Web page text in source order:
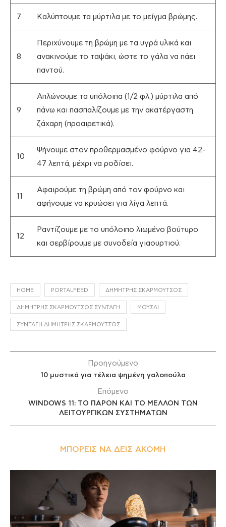
7 Καλύπτουμε τα μύρτιλα με το μείγμα βρώμης.
8
Περιχύνουμε τη βρώμη με τα υγρά υλικά και
ανακινούμε το ταψάκι, ώστε το γάλα να πάει
παντού.
9
Απλώνουμε τα υπόλοιπα (1/2 φλ.) μύρτιλα από
πάνω και πασπαλίζουμε με την ακατέργαστη
ζάχαρη (προαιρετικά).
10
Ψήνουμε στον προθερμασμένο φούρνο για 42-
47 λεπτά, μέχρι να ροδίσει.
11
Αφαιρούμε τη βρώμη από τον φούρνο και
αφήνουμε να κρυώσει για λίγα λεπτά.
12
Ραντίζουμε με το υπόλοιπο λιωμένο βούτυρο
και σερβίρουμε με συνοδεία γιαουρτιού.
HOME PORTALFEED ΔΗΜΉΤΡΗΣ ΣΚΑΡΜΟΎΤΣΟΣ
ΔΗΜΉΤΡΗΣ ΣΚΑΡΜΟΎΤΣΟΣ ΣΥΝΤΑΓΉ ΜΟΎΣΛΙ
ΣΥΝΤΑΓΉ ΔΗΜΉΤΡΗΣ ΣΚΑΡΜΟΎΤΣΟΣ
Προηγούμενο
10 μυστικά για τέλεια ψημένη γαλοπούλα
Επόμενο
WINDOWS 11: ΤΟ ΠΑΡΟΝ ΚΑΙ ΤΟ ΜΕΛΛΟΝ ΤΩΝ
ΛΕΙΤΟΥΡΓΙΚΩΝ ΣΥΣΤΗΜΑΤΩΝ
ΜΠΟΡΕΊΣ ΝΑ ΔΕΙΣ ΑΚΌΜΗ